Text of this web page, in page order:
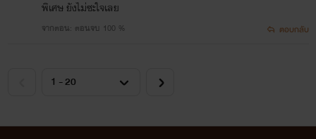
พิเศษ ยังไม่ซะใจเลย
จากตอน: ​ตอนจบ 100 % ตอบกลับ